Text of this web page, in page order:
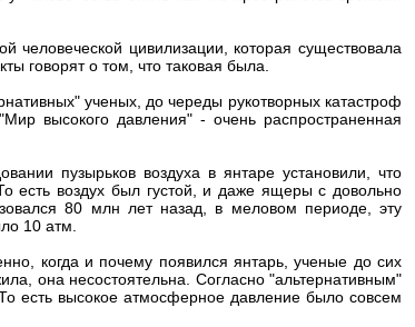
цивилизации, которая существовала
говорят о том, что таковая была.
ученых, до череды рукотворных катастроф
высокого давления" - очень распространенная
пузырьков воздуха в янтаре установили, что
есть воздух был густой, и даже ящеры с довольно
80 млн лет назад, в меловом периоде, эту
10 атм.
когда и почему появился янтарь, ученые до сих
она несостоятельна. Согласно "альтернативным"
есть высокое атмосферное давление было совсем